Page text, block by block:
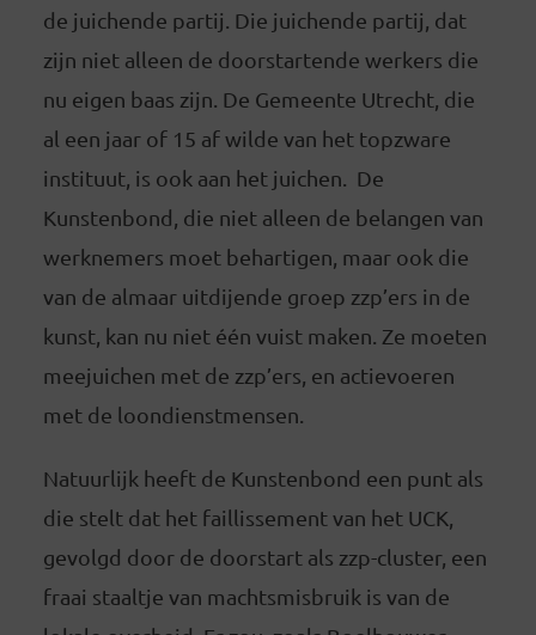
de juichende partij. Die juichende partij, dat
zijn niet alleen de doorstartende werkers die
nu eigen baas zijn. De Gemeente Utrecht, die
al een jaar of 15 af wilde van het topzware
instituut, is ook aan het juichen. De
Kunstenbond, die niet alleen de belangen van
werknemers moet behartigen, maar ook die
van de almaar uitdijende groep zzp’ers in de
kunst, kan nu niet één vuist maken. Ze moeten
meejuichen met de zzp’ers, en actievoeren
met de loondienstmensen.
Natuurlijk heeft de Kunstenbond een punt als
die stelt dat het faillissement van het UCK,
gevolgd door de doorstart als zzp-cluster, een
fraai staaltje van machtsmisbruik is van de